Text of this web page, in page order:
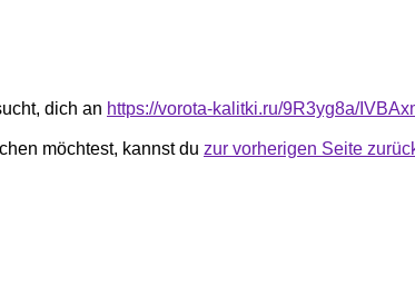
dich an https://vorota-kalitki.ru/9R3yg8a/
möchtest, kannst du zur vorherigen Seite